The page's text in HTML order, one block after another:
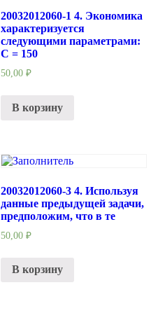
20032012060-1 4. Экономика
характеризуется
следующими параметрами:
C = 150
50,00 ₽
В корзину
20032012060-3 4. Используя
данные предыдущей задачи,
предположим, что в те
50,00 ₽
В корзину